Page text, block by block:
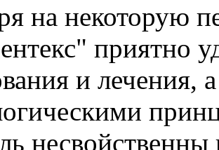
на некоторую
приятно
и лечения,